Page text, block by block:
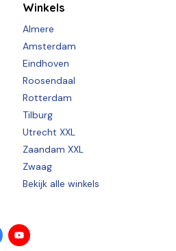
Winkels
Almere
Amsterdam
Eindhoven
Roosendaal
Rotterdam
Tilburg
Utrecht XXL
Zaandam XXL
Zwaag
Bekijk alle winkels